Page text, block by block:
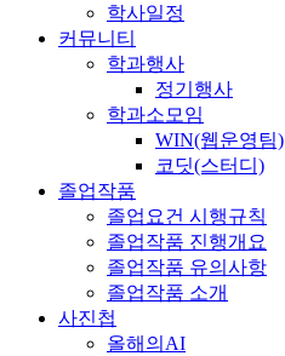
학사일정
커뮤니티
학과행사
정기행사
학과소모임
WIN(웹운영팀)
코딧(스터디)
졸업작품
졸업요건 시행규칙
졸업작품 진행개요
졸업작품 유의사항
졸업작품 소개
사진첩
올해의AI